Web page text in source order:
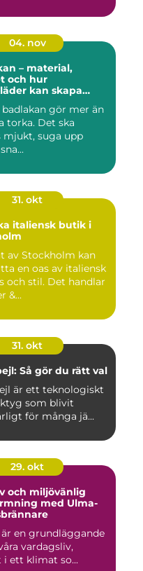
04. nov
– material,
och hur
kan skapa
badlakan gör mer än
torka. Det ska
mjukt, suga upp
31. okt
italiensk butik i
av Stockholm kan
en oas av italiensk
och stil. Det handlar
&...
31. okt
Så gör du rätt val
är ett teknologiskt
som blivit
för många jä...
29. okt
och miljövänlig
med Ulma-
en grundläggande
vardagsliv,
i ett klimat so...